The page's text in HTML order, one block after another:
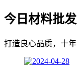
今日材料批
打造良心品质，十